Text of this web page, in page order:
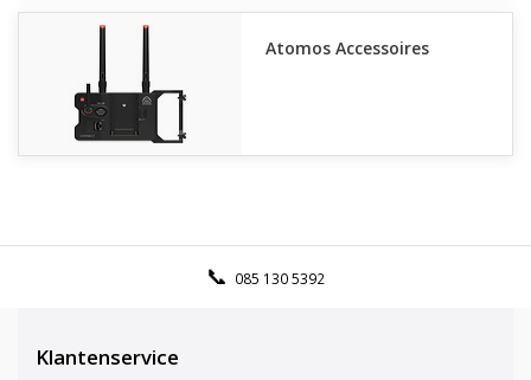
Atomos Accessoires
085 130 5392
Klantenservice